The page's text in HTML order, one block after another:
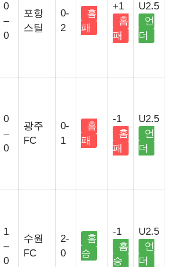
0
–
0
포항
스틸
0-
2
홈
패
+1
홈
패
U2.5
언
더
0
–
0
광주
FC
0-
1
홈
패
-1
홈
패
U2.5
언
더
1
–
0
수원
FC
2-
0
홈
승
-1
홈
승
U2.5
언
더